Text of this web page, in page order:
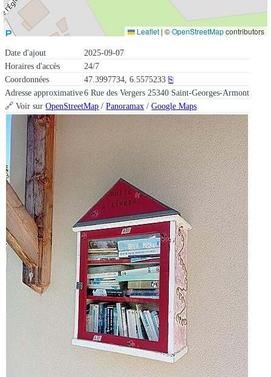
Date d'ajout
2025-09-07
Horaires d'accès
24/7
Coordonnées
47.3997734, 6.5575233 ⎘
Adresse approximative6 Rue des Vergers 25340 Saint-Georges-Armont
🔗 Voir surOpenStreetMap /Panoramax /Google Maps
Leaflet | ©OpenStreetMapcontributors